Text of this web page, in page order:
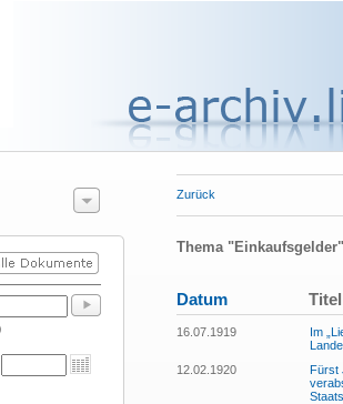
Zurück
Thema "Einkaufsgelder"
Datum Titel
16.07.1919
Im
12.02.1920
Fürst